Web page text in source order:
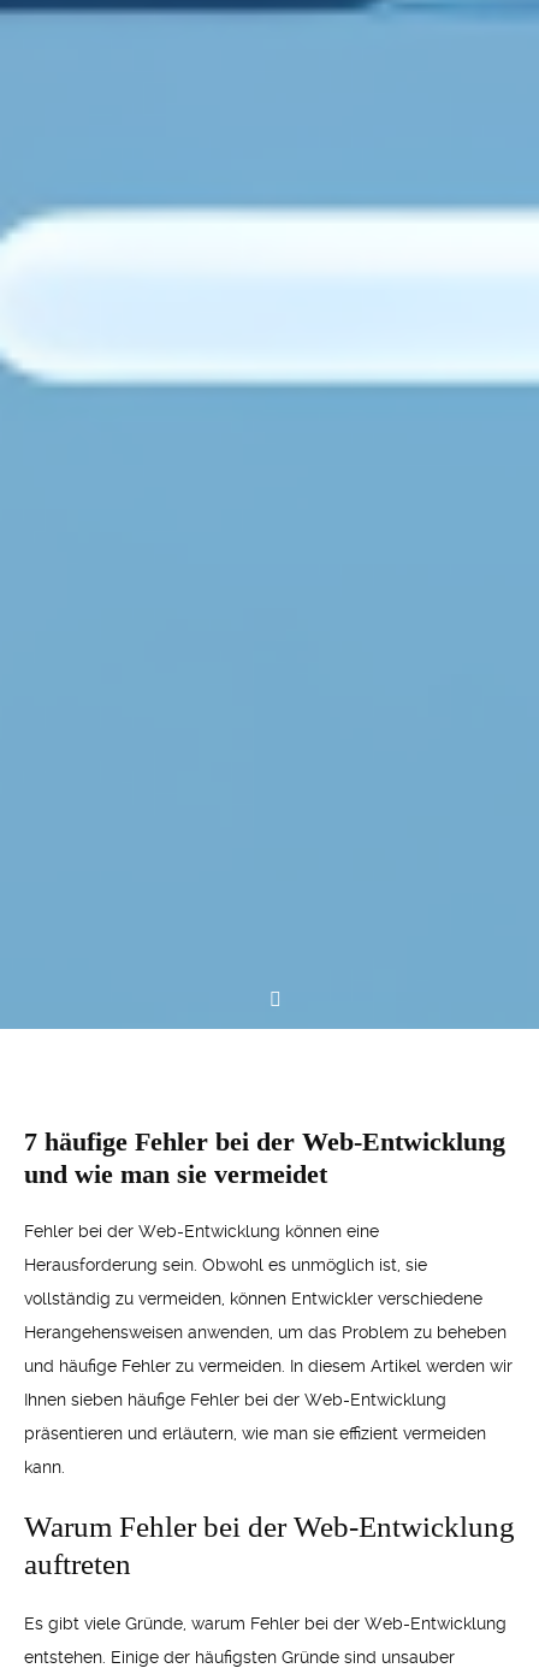
7 häufige Fehler bei der Web-Entwicklung
und wie man sie vermeidet
Fehler bei der Web-Entwicklung können eine
Herausforderung sein. Obwohl es unmöglich ist, sie
vollständig zu vermeiden, können Entwickler verschiedene
Herangehensweisen anwenden, um das Problem zu beheben
und häufige Fehler zu vermeiden. In diesem Artikel werden wir
Ihnen sieben häufige Fehler bei der Web-Entwicklung
präsentieren und erläutern, wie man sie effizient vermeiden
kann.
Warum Fehler bei der Web-Entwicklung
auftreten
Es gibt viele Gründe, warum Fehler bei der Web-Entwicklung
entstehen. Einige der häufigsten Gründe sind unsauber